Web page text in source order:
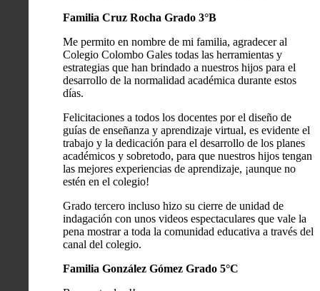
Familia Cruz Rocha Grado 3°B
Me permito en nombre de mi familia, agradecer al
Colegio Colombo Gales todas las herramientas y
estrategias que han brindado a nuestros hijos para el
desarrollo de la normalidad académica durante estos
días.
Felicitaciones a todos los docentes por el diseño de
guías de enseñanza y aprendizaje virtual, es evidente el
trabajo y la dedicación para el desarrollo de los planes
académicos y sobretodo, para que nuestros hijos tengan
las mejores experiencias de aprendizaje, ¡aunque no
estén en el colegio!
Grado tercero incluso hizo su cierre de unidad de
indagación con unos videos espectaculares que vale la
pena mostrar a toda la comunidad educativa a través del
canal del colegio.
Familia González Gómez Grado 5°C